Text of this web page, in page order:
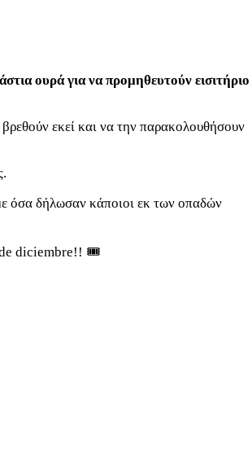
ουρά για να προμηθευτούν εισιτήριο
εκεί και να την παρακολουθήσουν
όσα δήλωσαν κάποιοι εκ των οπαδών
de diciembre!! 🎟️